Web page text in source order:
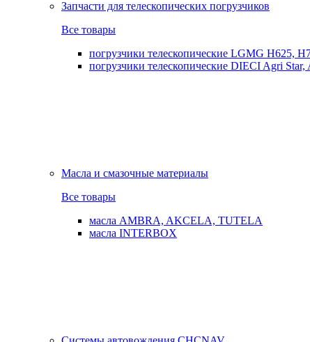
Запчасти для телескопических погрузчиков
Все товары
погрузчики телескопические LGMG H625,
погрузчики телескопические DIECI Agri
Масла и смазочные материалы
Все товары
масла AMBRA, AKCELA, TUTELA
масла INTERBOX